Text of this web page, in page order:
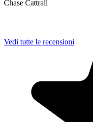
Vedi tutte le recensioni